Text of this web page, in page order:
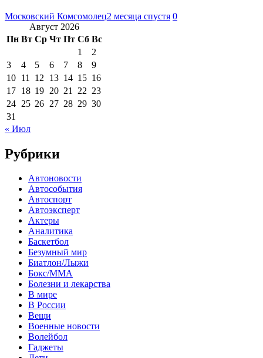
Московский Комсомолец2 месяца спустя 0
Август 2026
Пн Вт Ср Чт Пт Сб Вс
1
2
3
4 5 6 7 8
9
10 11 12 13 14 15 16
17 18 19 20 21 22 23
24 25 26 27 28 29 30
31
« Июл
Рубрики
Автоновости
Автособытия
Автоспорт
Автоэксперт
Актеры
Аналитика
Баскетбол
Безумный мир
Биатлон/Лыжи
Бокс/MMA
Болезни и лекарства
В мире
В России
Вещи
Военные новости
Волейбол
Гаджеты